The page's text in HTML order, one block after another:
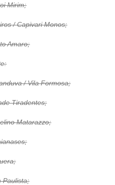
Mirim;
/ Capivari Monos;
Amaro;
/ Vila Formosa;
Tiradentes;
Matarazzo;
Paulista;